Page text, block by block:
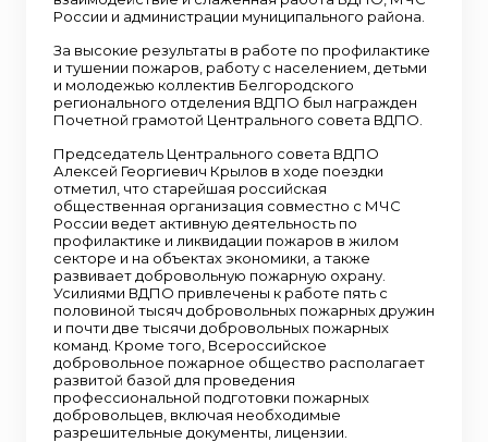
России и администрации муниципального района.
За высокие результаты в работе по профилактике
и тушении пожаров, работу с населением, детьми
и молодежью коллектив Белгородского
регионального отделения ВДПО был награжден
Почетной грамотой Центрального совета ВДПО.
Председатель Центрального совета ВДПО
Алексей Георгиевич Крылов в ходе поездки
отметил, что старейшая российская
общественная организация совместно с МЧС
России ведет активную деятельность по
профилактике и ликвидации пожаров в жилом
секторе и на объектах экономики, а также
развивает добровольную пожарную охрану.
Усилиями ВДПО привлечены к работе пять с
половиной тысяч добровольных пожарных дружин
и почти две тысячи добровольных пожарных
команд. Кроме того, Всероссийское
добровольное пожарное общество располагает
развитой базой для проведения
профессиональной подготовки пожарных
добровольцев, включая необходимые
разрешительные документы, лицензии.